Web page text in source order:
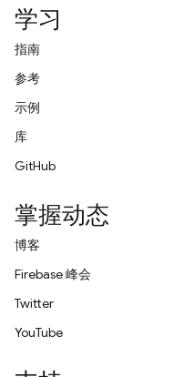
学习
指南
参考
示例
库
GitHub
掌握动态
博客
Firebase 峰会
Twitter
YouTube